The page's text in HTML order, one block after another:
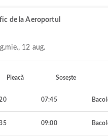
de la Aeroportul
mie., 12 aug.
Pleacă Sosește
07:45
09:00